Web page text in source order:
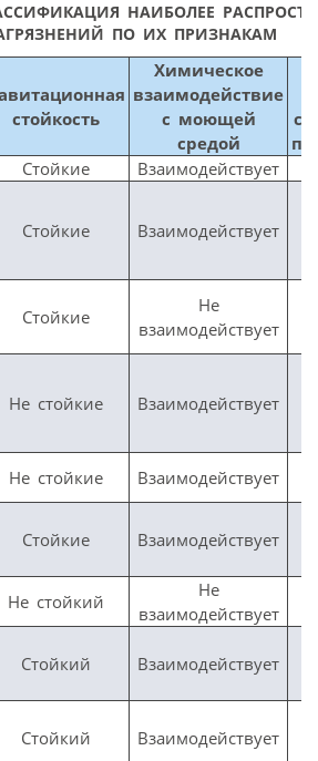
НАИБОЛЕЕ
ПО ИХ ПРИЗНАКАМ
стойкость
Химическое
взаимодействие
с моющей
средой
с
Стойкие
Взаимодействует
Стойкие Взаимодействует
Стойкие
Не
взаимодействует
Не стойкие Взаимодействует
Не стойкие
Взаимодействует
Стойкие Взаимодействует
Не стойкий
Не
взаимодействует
Стойкий Взаимодействует
Стойкий Взаимодействует